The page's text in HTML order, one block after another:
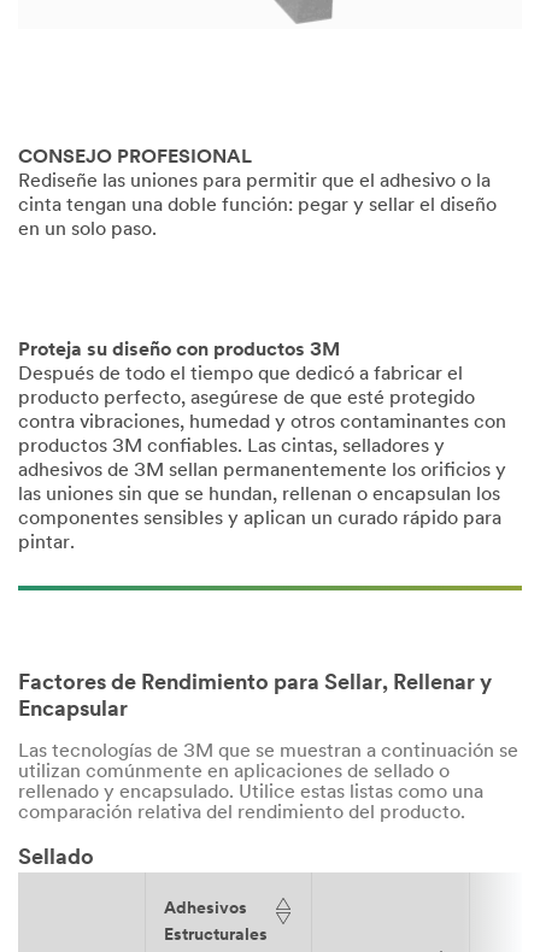
CONSEJO PROFESIONAL​
Rediseñe las uniones para permitir que el adhesivo o la
cinta tengan una doble función: pegar y sellar el diseño
en un solo paso.
Proteja su diseño con productos 3M
Después de todo el tiempo que dedicó a fabricar el
producto perfecto, asegúrese de que esté protegido
contra vibraciones, humedad y otros contaminantes con
productos 3M confiables. Las cintas, selladores y
adhesivos de 3M sellan permanentemente los orificios y
las uniones sin que se hundan, rellenan o encapsulan los
componentes sensibles y aplican un curado rápido para
pintar.
Factores de Rendimiento para Sellar, Rellenar y
Encapsular
Las tecnologías de 3M que se muestran a continuación se
utilizan comúnmente en aplicaciones de sellado o
rellenado y encapsulado. Utilice estas listas como una
comparación relativa del rendimiento del producto.
Sellado
Adhesivos
Estructurales